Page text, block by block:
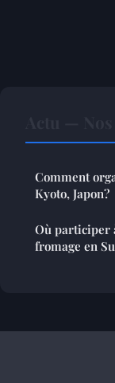
Comment
Kyoto, Japon?
Où participer
fromage en